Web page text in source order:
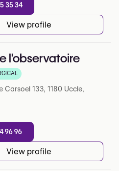
35 34
View profile
l'observatoire
sur Google
Carsoel 133, 1180 Uccle,
96 96
View profile